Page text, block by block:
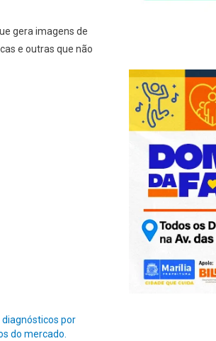
gera imagens de
e outras que não
por
do mercado.